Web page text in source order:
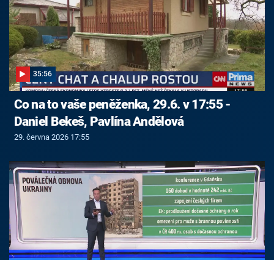
35:56
Co na to vaše peněženka, 29.6. v 17:55 -
Daniel Bekeš, Pavlína Andělová
29. června 2026 17:55